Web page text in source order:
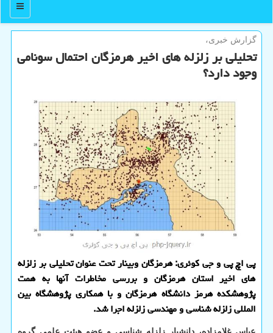
منو
گزارش خبری،
تحلیلی بر زلزله های اخیر هرمزگان احتمال سونامی
وجود دارد؟
پی اچ پی و جی کوئری: هرمزگان وبینار تحت عنوان تحلیلی بر زلزله
های اخیر استان هرمزگان و بررسی مخاطرات آنها به همت
پژوهشکده هرمز دانشگاه هرمزگان و با همکاری پژوهشگاه بین
المللی زلزله شناسی و مهندسی زلزله اجرا شد.